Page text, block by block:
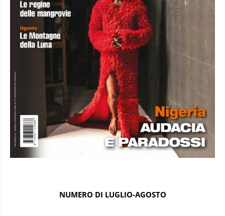
NUMERO DI LUGLIO-AGOSTO